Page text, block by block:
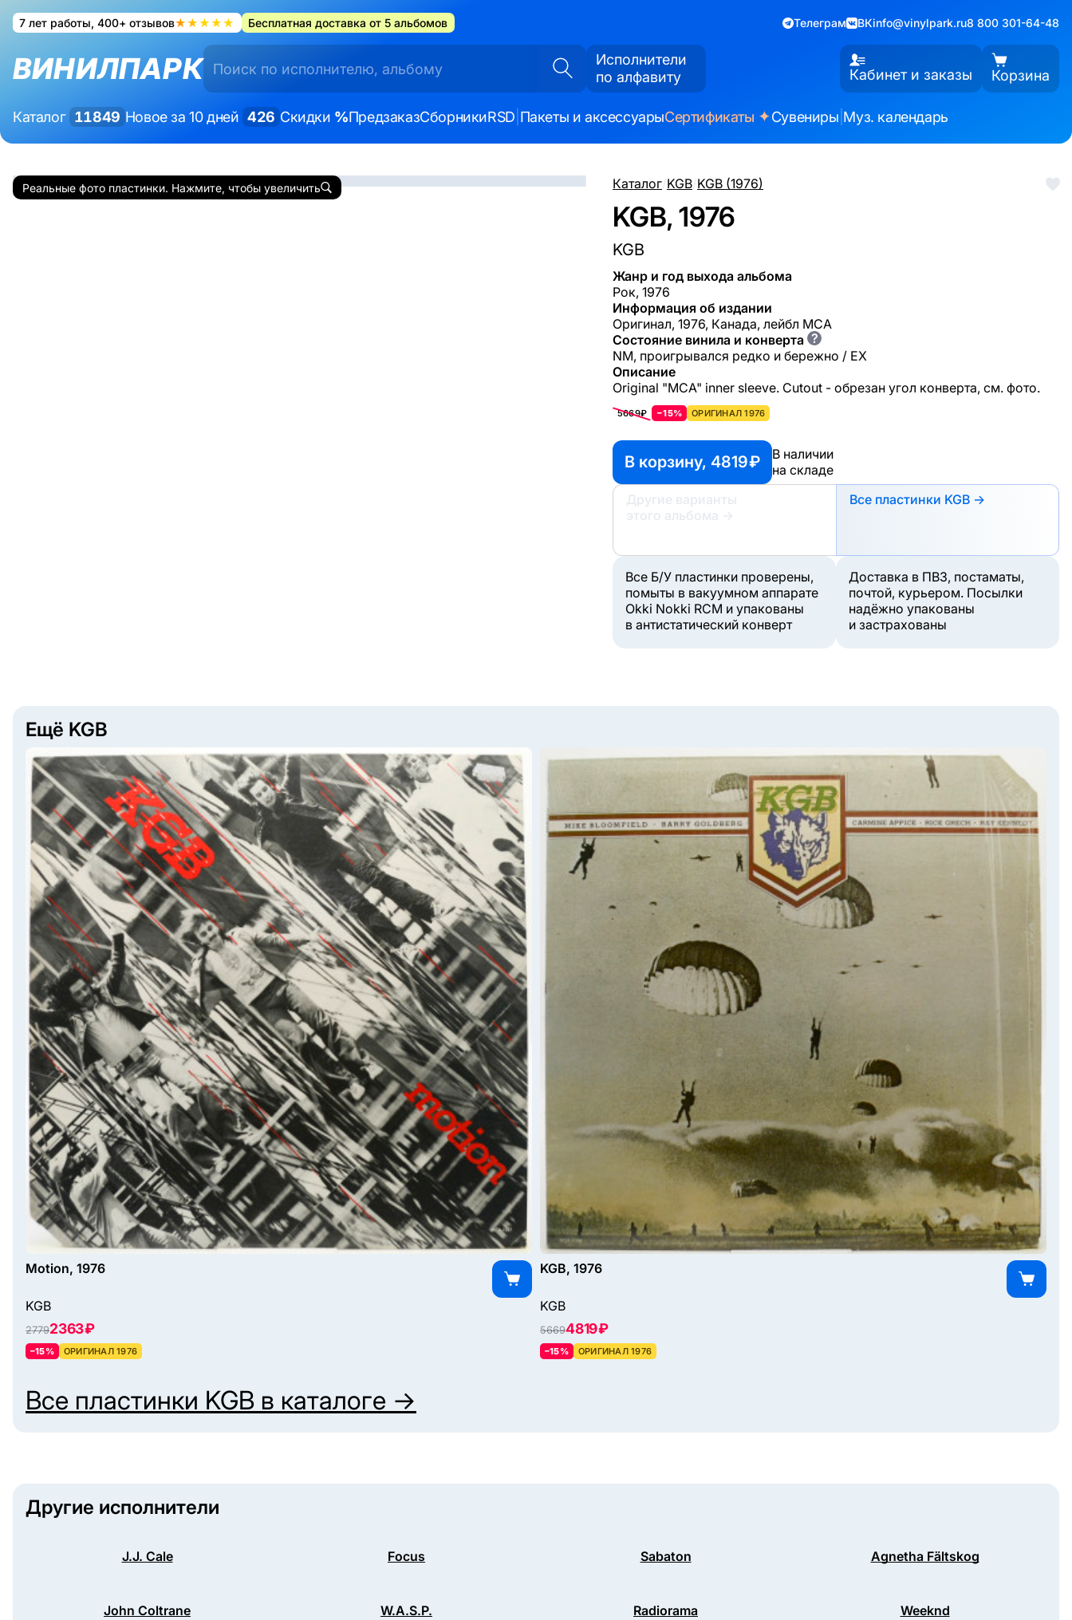
7 лет работы, 400+ отзывов★★★★★ Бесплатная доставка от 5 альбомов Телеграм ВКinfo@vinylpark.ru8 800 301-64-48
ВИНИЛПАРК
Исполнители
по алфавиту
Кабинет и заказы Корзина
Каталог 11849 Новое за 10 дней 426 Скидки %ПредзаказСборникиRSD Пакеты и аксессуарыСертификаты ✦Сувениры Муз. календарь
Каталог/KGB/KGB (1976)
KGB, 1976
KGB
Жанр и год выхода альбома
Рок, 1976
Информация об издании
Оригинал, 1976, Канада, лейбл MCA
Состояние винила и конверта ?
NM, проигрывался редко и бережно / EX
Описание
Original "MCA" inner sleeve. Cutout - обрезан угол конверта, см. фото.
5669₽ −15% ОРИГИНАЛ 1976
В корзину, 4819 ₽
В наличии
на складе
Другие варианты
этого альбома
→
Все пластинки KGB →
Все Б/У пластинки проверены,
помыты в вакуумном аппарате
Okki Nokki RCM и упакованы
в антистатический конверт
Доставка в ПВЗ, постаматы,
почтой, курьером. Посылки
надёжно упакованы
и застрахованы
Реальные фото пластинки. Нажмите, чтобы увеличить
Ещё KGB
Motion, 1976
KGB
27792363 ₽
–15% ОРИГИНАЛ 1976
KGB, 1976
KGB
56694819 ₽
–15% ОРИГИНАЛ 1976
Все пластинки KGB в каталоге →
Другие исполнители
J.J. Cale Focus Sabaton Agnetha Fältskog
John Coltrane W.A.S.P. Radiorama Weeknd